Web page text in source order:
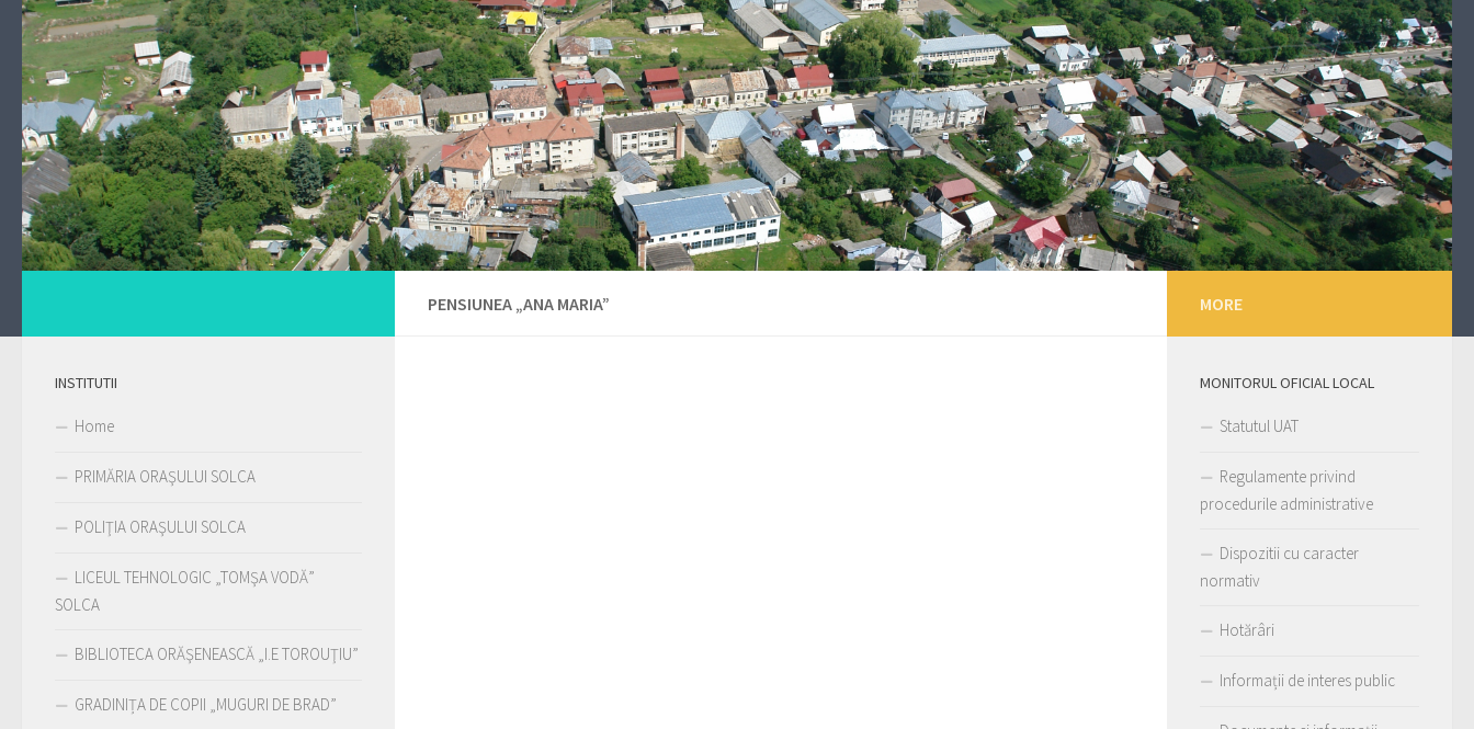
PENSIUNEA „ANA MARIA”
INSTITUTII
Home
PRIMĂRIA ORAŞULUI SOLCA
POLIŢIA ORAŞULUI SOLCA
LICEUL TEHNOLOGIC „TOMŞA VODĂ”
SOLCA
BIBLIOTECA ORĂŞENEASCĂ „I.E TOROUŢIU”
GRADINIȚA DE COPII „MUGURI DE BRAD”
MORE
MONITORUL OFICIAL LOCAL
Statutul UAT
Regulamente privind
procedurile administrative
Dispozitii cu caracter
normativ
Hotărâri
Informații de interes public